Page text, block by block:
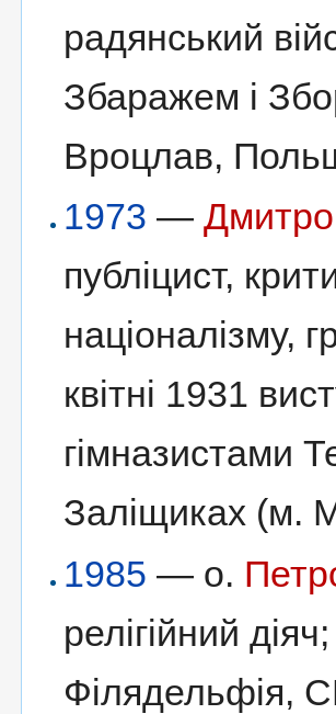
радянський
Збаражем і
Вроцлав,
1973 —
публіцист,
націоналізму,
квітні 1931
гімназистами
Заліщиках (м.
1985 — о.
релігійний
Філядельфія,